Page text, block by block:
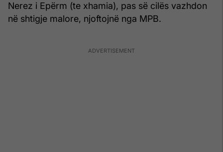
Nerez i Epërm (te xhamia), pas së cilës vazhdon
në shtigje malore, njoftojnë nga MPB.